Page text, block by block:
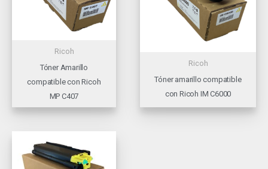
Ricoh
Tóner Amarillo
compatible con Ricoh
MP C407
Ricoh
Tóner amarillo compatible
con Ricoh IM C6000